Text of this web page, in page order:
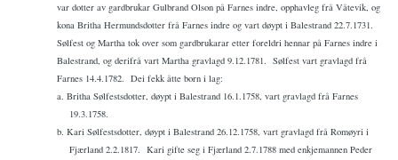
var dotter av gardbrukar Gulbrand Olson på Farnes indre, opphavleg frå Våtevik, og
kona Britha Hermundsdotter frå Farnes indre og vart døypt i Balestrand 22.7.1731.
Sølfest og Martha tok over som gardbrukarar etter foreldri hennar på Farnes indre i
Balestrand, og derifrå vart Martha gravlagd 9.12.1781. Sølfest vart gravlagd frå
Farnes 14.4.1782. Dei fekk åtte born i lag:
a. Britha Sølfestsdotter, døypt i Balestrand 16.1.1758, vart gravlagd frå Farnes
19.3.1758.
b. Kari Sølfestsdotter, døypt i Balestrand 26.12.1758, vart gravlagd frå Romøyri i
Fjærland 2.2.1817. Kari gifte seg i Fjærland 2.7.1788 med enkjemannen Peder